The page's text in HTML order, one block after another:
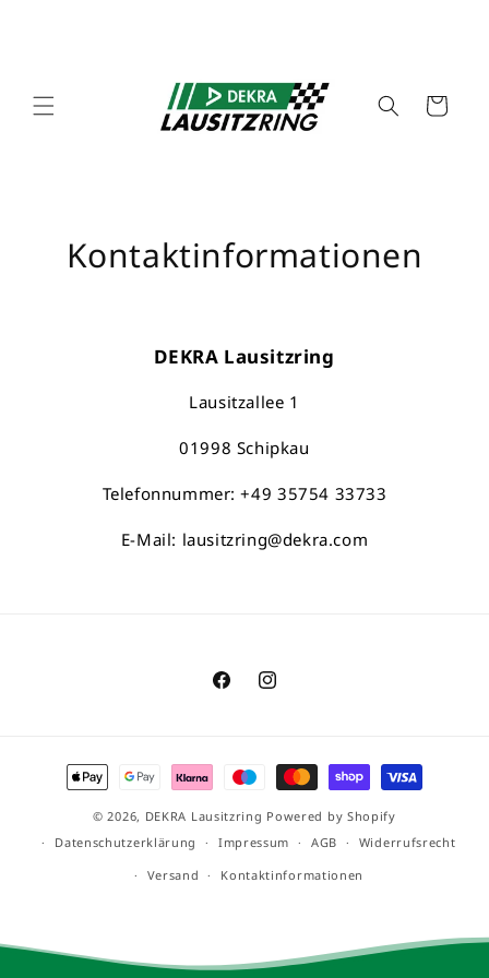
Warenkorb
Kontaktinformationen
DEKRA Lausitzring
Lausitzallee 1
01998 Schipkau
Telefonnummer: +49 35754 33733
E-Mail: lausitzring@dekra.com
© 2026, DEKRA Lausitzring Powered by Shopify
Datenschutzerklärung
Impressum AGB
Widerrufsrecht
Versand
Kontaktinformationen